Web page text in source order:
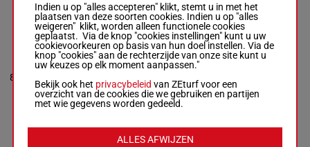
2p 4p
8
URSI SEATTLE
Paez Ale. J.-
Daniel G.
Box: 8 -M/5 -56
0p 3p
Indien u op "alles accepteren" klikt, stemt u in met het
plaatsen van deze soorten cookies. Indien u op "alles
weigeren" klikt, worden alleen functionele cookies
geplaatst. Via de knop "cookies instellingen" kunt u uw
cookievoorkeuren op basis van hun doel instellen. Via de
knop "cookies" aan de rechterzijde van onze site kunt u
uw keuzes op elk moment aanpassen."
Bekijk ook het privacybeleid van ZEturf voor een
overzicht van de cookies die we gebruiken en partijen
met wie gegevens worden gedeeld.
ALLES AFWIJZEN